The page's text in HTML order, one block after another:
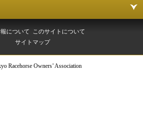
について このサイトについて
サイトマップ
Racehorse Owners’ Association